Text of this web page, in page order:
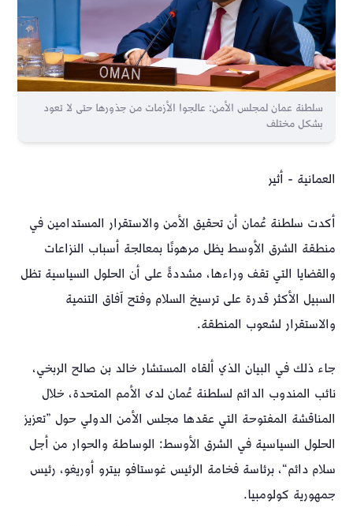
سلطنة عمان لمجلس الأمن: عالجوا الأزمات من جذورها حتى لا تعود
بشكل مختلف
العمانية - أثير
أكدت سلطنة عُمان أن تحقيق الأمن والاستقرار المستدامين في
منطقة الشرق الأوسط يظل مرهونًا بمعالجة أسباب النزاعات
والقضايا التي تقف وراءها، مشددةً على أن الحلول السياسية تظل
السبيل الأكثر قدرة على ترسيخ السلام وفتح آفاق التنمية
والاستقرار لشعوب المنطقة.
جاء ذلك في البيان الذي ألقاه المستشار خالد بن صالح الربخي،
نائب المندوب الدائم لسلطنة عُمان لدى الأمم المتحدة، خلال
المناقشة المفتوحة التي عقدها مجلس الأمن الدولي حول ”تعزيز
الحلول السياسية في الشرق الأوسط: الوساطة والحوار من أجل
سلام دائم“، برئاسة فخامة الرئيس غوستافو بيترو أوريغو، رئيس
جمهورية كولومبيا.